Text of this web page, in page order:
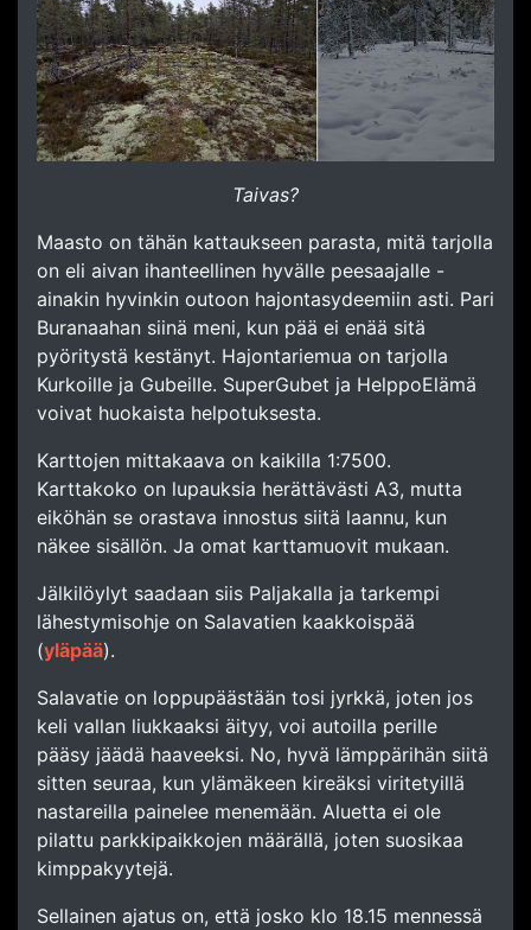
Taivas?
Maasto on tähän kattaukseen parasta, mitä tarjolla
on eli aivan ihanteellinen hyvälle peesaajalle -
ainakin hyvinkin outoon hajontasydeemiin asti. Pari
Buranaahan siinä meni, kun pää ei enää sitä
pyöritystä kestänyt. Hajontariemua on tarjolla
Kurkoille ja Gubeille. SuperGubet ja HelppoElämä
voivat huokaista helpotuksesta.
Karttojen mittakaava on kaikilla 1:7500.
Karttakoko on lupauksia herättävästi A3, mutta
eiköhän se orastava innostus siitä laannu, kun
näkee sisällön. Ja omat karttamuovit mukaan.
Jälkilöylyt saadaan siis Paljakalla ja tarkempi
lähestymisohje on Salavatien kaakkoispää
(yläpää).
Salavatie on loppupäästään tosi jyrkkä, joten jos
keli vallan liukkaaksi äityy, voi autoilla perille
pääsy jäädä haaveeksi. No, hyvä lämppärihän siitä
sitten seuraa, kun ylämäkeen kireäksi viritetyillä
nastareilla painelee menemään. Aluetta ei ole
pilattu parkkipaikkojen määrällä, joten suosikaa
kimppakyytejä.
Sellainen ajatus on, että josko klo 18.15 mennessä